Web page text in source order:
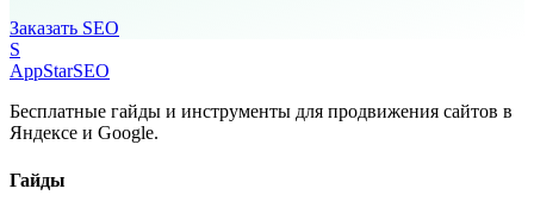
Заказать SEO
S
AppStarSEO
Бесплатные гайды и инструменты для продвижения сайтов в
Яндексе и Google.
Гайды